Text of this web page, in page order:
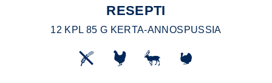
RESEPTI
12 KPL 85 G KERTA-ANNOSPUSSIA